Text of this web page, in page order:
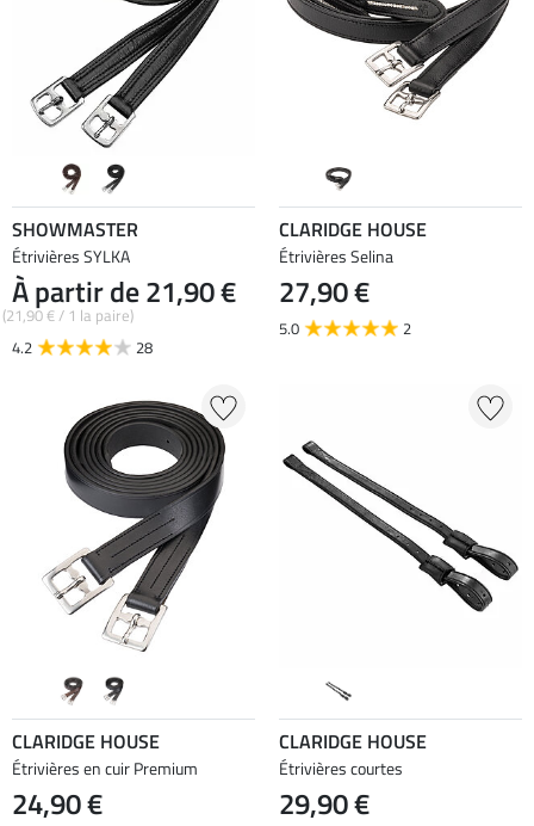
SHOWMASTER
Étrivières SYLKA
À partir de 21,90 €
(21,90 € / 1 la paire)
4.2
28
CLARIDGE HOUSE
Étrivières Selina
27,90 €
5.0 2
CLARIDGE HOUSE
Étrivières en cuir Premium
24,90 €
CLARIDGE HOUSE
Étrivières courtes
29,90 €